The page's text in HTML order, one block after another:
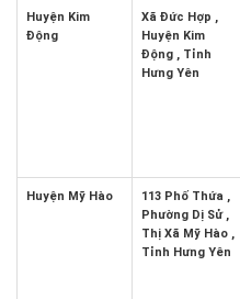
Huyện Kim
Động
Xã Đức Hợp ,
Huyện Kim
Động , Tỉnh
Hưng Yên
Huyện Mỹ Hào
113 Phố Thứa ,
Phường Dị Sử ,
Thị Xã Mỹ Hào ,
Tỉnh Hưng Yên